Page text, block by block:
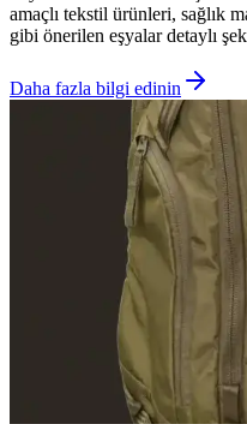
amaçlı tekstil ürünleri, sağlık
gibi önerilen eşyalar detaylı
Daha fazla bilgi edinin